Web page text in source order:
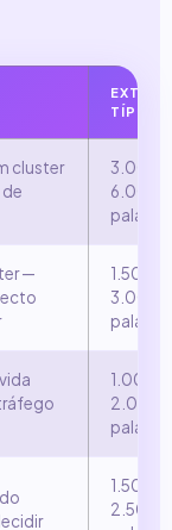
TÍPICA
cluster
3.000–
6.000
—
1.500–
3.000
1.000–
2.000
1.500–
2.500